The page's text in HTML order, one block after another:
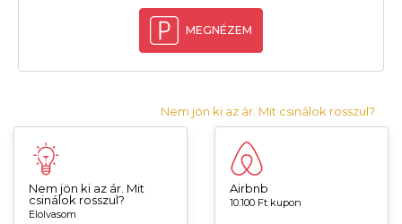
MEGNÉZEM
Nem jön ki az ár. Mit csinálok rosszul?
Nem jön ki az ár. Mit
csinálok rosszul?
Elolvasom
Airbnb
10.100 Ft kupon